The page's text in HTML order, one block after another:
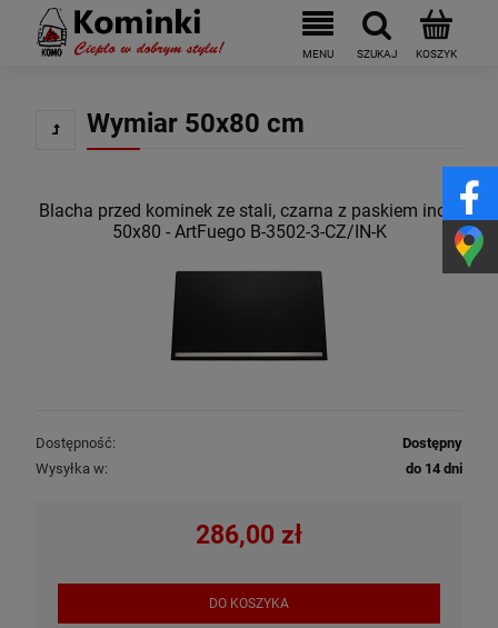
Wymiar 50x80 cm
Blacha przed kominek ze stali, czarna z paskiem inox,
50x80 - ArtFuego B-3502-3-CZ/IN-K
Dostępność:
Dostępny
Wysyłka w:
do 14 dni
286,00 zł
DO KOSZYKA